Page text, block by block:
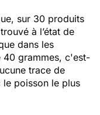
sur 30 produits
à l’état de
dans les
40 grammes, c'est-
trace de
le poisson le plus